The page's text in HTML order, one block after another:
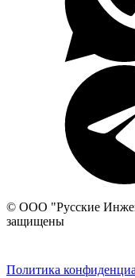
© ООО "Русские
защищены
Политика